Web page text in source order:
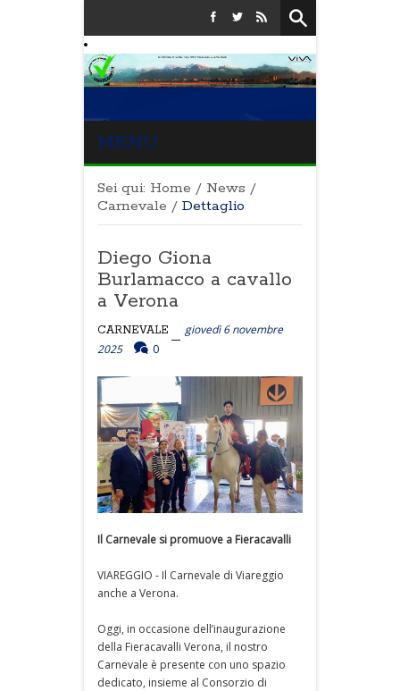
MENU
Sei qui: Home / News /
Carnevale / Dettaglio
Diego Giona
Burlamacco a cavallo
a Verona
CARNEVALE
giovedì 6 novembre
2025
0
Il Carnevale si promuove a Fieracavalli
VIAREGGIO - Il Carnevale di Viareggio
anche a Verona.
Oggi, in occasione dell’inaugurazione
della Fieracavalli Verona, il nostro
Carnevale è presente con uno spazio
dedicato, insieme al Consorzio di